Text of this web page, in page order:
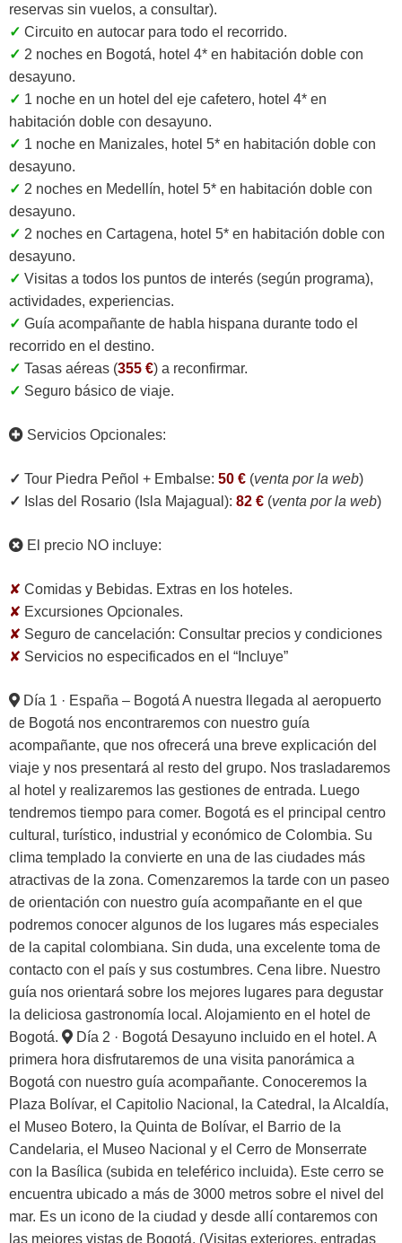
reservas sin vuelos, a consultar).
✓ Circuito en autocar para todo el recorrido.
✓ 2 noches en Bogotá, hotel 4* en habitación doble con
desayuno.
✓ 1 noche en un hotel del eje cafetero, hotel 4* en
habitación doble con desayuno.
✓ 1 noche en Manizales, hotel 5* en habitación doble con
desayuno.
✓ 2 noches en Medellín, hotel 5* en habitación doble con
desayuno.
✓ 2 noches en Cartagena, hotel 5* en habitación doble con
desayuno.
✓ Visitas a todos los puntos de interés (según programa),
actividades, experiencias.
✓ Guía acompañante de habla hispana durante todo el
recorrido en el destino.
✓ Tasas aéreas (355 €) a reconfirmar.
✓ Seguro básico de viaje.
Servicios Opcionales:
✓ Tour Piedra Peñol + Embalse: 50 € (venta por la web)
✓ Islas del Rosario (Isla Majagual): 82 € (venta por la web)
El precio NO incluye:
✘ Comidas y Bebidas. Extras en los hoteles.
✘ Excursiones Opcionales.
✘ Seguro de cancelación: Consultar precios y condiciones
✘ Servicios no especificados en el “Incluye”
Día 1 · España – Bogotá A nuestra llegada al aeropuerto
de Bogotá nos encontraremos con nuestro guía
acompañante, que nos ofrecerá una breve explicación del
viaje y nos presentará al resto del grupo. Nos trasladaremos
al hotel y realizaremos las gestiones de entrada. Luego
tendremos tiempo para comer. Bogotá es el principal centro
cultural, turístico, industrial y económico de Colombia. Su
clima templado la convierte en una de las ciudades más
atractivas de la zona. Comenzaremos la tarde con un paseo
de orientación con nuestro guía acompañante en el que
podremos conocer algunos de los lugares más especiales
de la capital colombiana. Sin duda, una excelente toma de
contacto con el país y sus costumbres. Cena libre. Nuestro
guía nos orientará sobre los mejores lugares para degustar
la deliciosa gastronomía local. Alojamiento en el hotel de
Bogotá.
Día 2 · Bogotá Desayuno incluido en el hotel. A
primera hora disfrutaremos de una visita panorámica a
Bogotá con nuestro guía acompañante. Conoceremos la
Plaza Bolívar, el Capitolio Nacional, la Catedral, la Alcaldía,
el Museo Botero, la Quinta de Bolívar, el Barrio de la
Candelaria, el Museo Nacional y el Cerro de Monserrate
con la Basílica (subida en teleférico incluida). Este cerro se
encuentra ubicado a más de 3000 metros sobre el nivel del
mar. Es un icono de la ciudad y desde allí contaremos con
las mejores vistas de Bogotá. (Visitas exteriores, entradas